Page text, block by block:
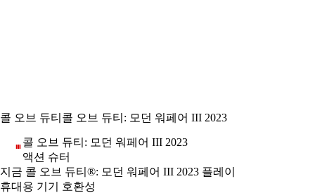
콜 오브 듀티 콜 오브 듀티: 모던 워페어 III 2023
콜 오브 듀티: 모던 워페어 III 2023
액션 슈터
Product Notification
지금 콜 오브 듀티®: 모던 워페어 III 2023 플레이
가격
Available actions
휴대용 기기 호환성